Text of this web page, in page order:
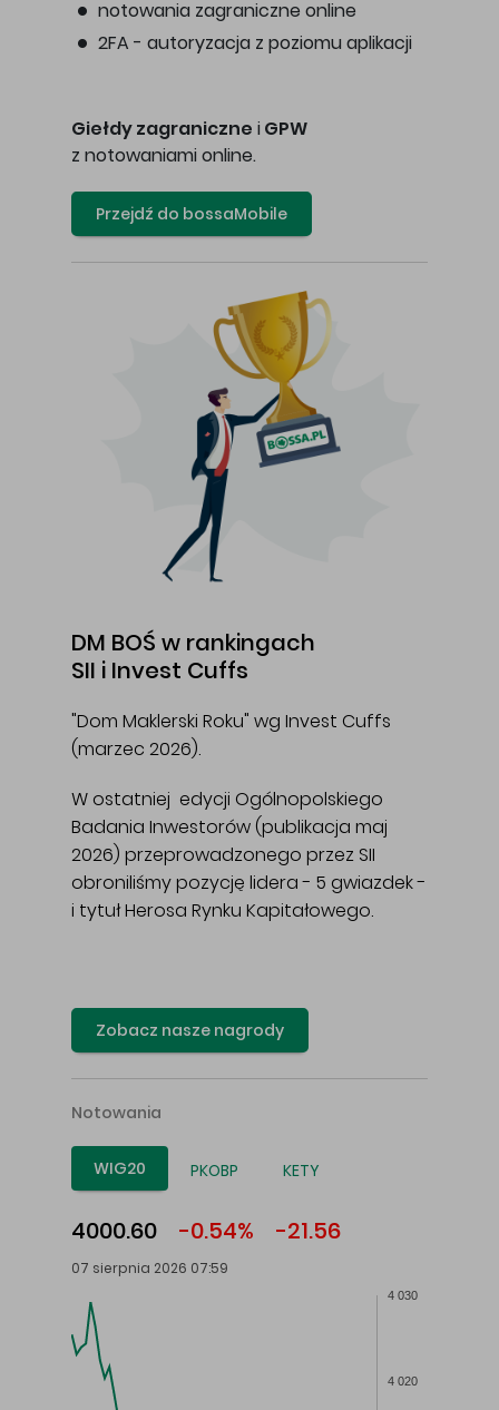
notowania zagraniczne online
2FA - autoryzacja z poziomu aplikacji
Giełdy zagraniczne i GPW
z notowaniami online.
Przejdź do bossaMobile
DM BOŚ w rankingach
SII i Invest Cuffs
"Dom Maklerski Roku" wg Invest Cuffs
(marzec 2026).
W ostatniej edycji Ogólnopolskiego
Badania Inwestorów (publikacja maj
2026) przeprowadzonego przez SII
obroniliśmy pozycję lidera - 5 gwiazdek -
i tytuł Herosa Rynku Kapitałowego.
Zobacz nasze nagrody
Notowania
WIG20 PKOBP KETY
4000.60 -0.54% -21.56
07 sierpnia 2026 07:59
4 020
4 030